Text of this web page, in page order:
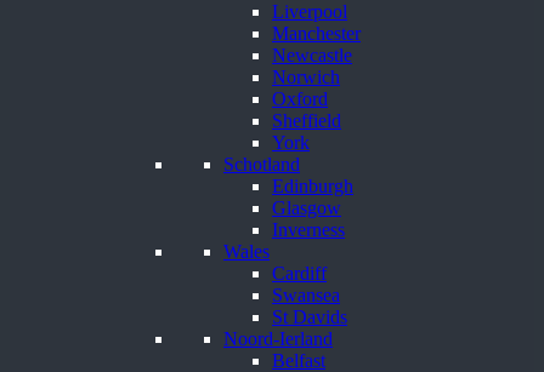
Liverpool
Manchester
Newcastle
Norwich
Oxford
Sheffield
York
Schotland
Edinburgh
Glasgow
Inverness
Wales
Cardiff
Swansea
St Davids
Noord-Ierland
Belfast